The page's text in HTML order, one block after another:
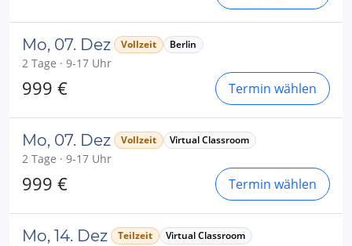
Mo, 07. Dez Vollzeit Berlin
2 Tage · 9-17 Uhr
999 € Termin wählen
Mo, 07. Dez Vollzeit Virtual Classroom
2 Tage · 9-17 Uhr
999 € Termin wählen
Mo, 14. Dez Teilzeit Virtual Classroom